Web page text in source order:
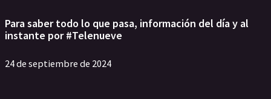
Para saber todo lo que pasa, información del día y al
instante por #Telenueve
24 de septiembre de 2024